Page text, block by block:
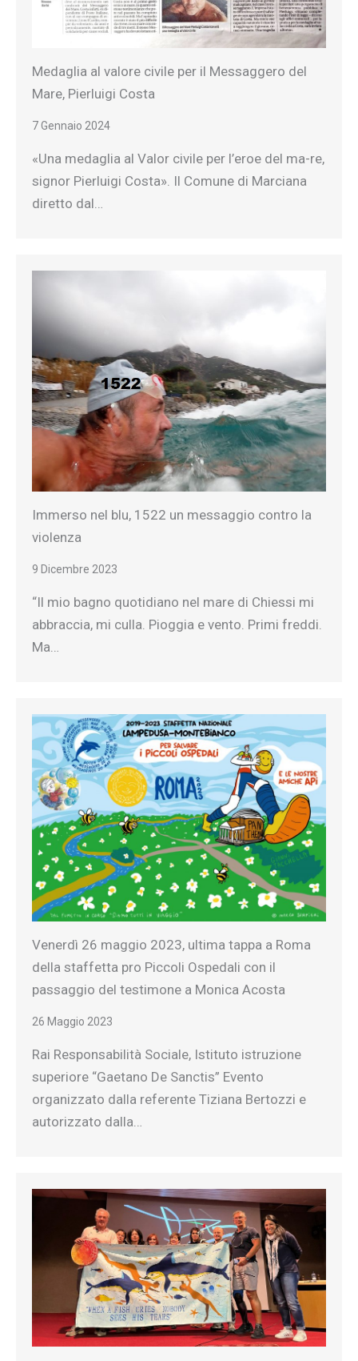
Medaglia al valore civile per il Messaggero del
Mare, Pierluigi Costa
7 Gennaio 2024
«Una medaglia al Valor civile per l’eroe del ma-re,
signor Pierluigi Costa». Il Comune di Marciana
diretto dal…
Immerso nel blu, 1522 un messaggio contro la
violenza
9 Dicembre 2023
“Il mio bagno quotidiano nel mare di Chiessi mi
abbraccia, mi culla. Pioggia e vento. Primi freddi.
Ma…
Venerdì 26 maggio 2023, ultima tappa a Roma
della staffetta pro Piccoli Ospedali con il
passaggio del testimone a Monica Acosta
26 Maggio 2023
Rai Responsabilità Sociale, Istituto istruzione
superiore “Gaetano De Sanctis” Evento
organizzato dalla referente Tiziana Bertozzi e
autorizzato dalla…